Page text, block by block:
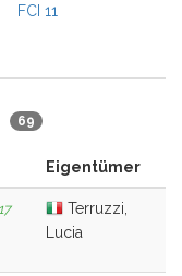
FCI 11
69
Eigentümer
Terruzzi,
Lucia